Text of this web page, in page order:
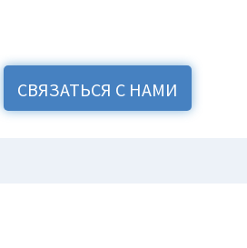
СВЯЗАТЬСЯ С НАМИ